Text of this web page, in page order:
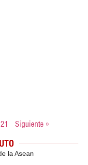
21 Siguiente »
la Asean